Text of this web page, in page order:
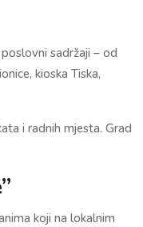
sadržaji – od
kioska Tiska,
i radnih mjesta. Grad
koji na lokalnim